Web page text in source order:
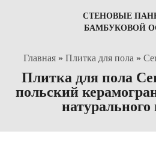
СТЕНОВЫЕ
БАМБУКОВОЙ
Главная » Плитка для пола »
Плитка для пола
польский
натурального